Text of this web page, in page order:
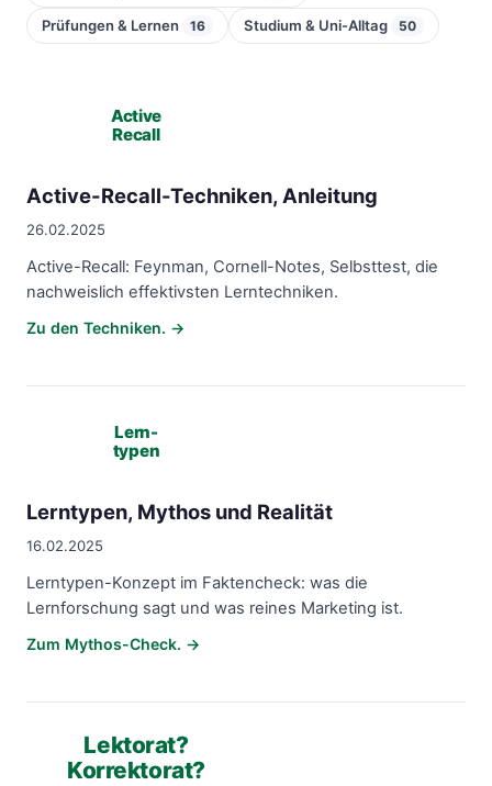
Prüfungen & Lernen 16 Studium & Uni-Alltag 50
Active
Recall
Active-Recall-Techniken, Anleitung
26.02.2025
Active-Recall: Feynman, Cornell-Notes, Selbsttest, die
nachweislich effektivsten Lerntechniken.
Zu den Techniken. →
Lern-
typen
Lerntypen, Mythos und Realität
16.02.2025
Lerntypen-Konzept im Faktencheck: was die
Lernforschung sagt und was reines Marketing ist.
Zum Mythos-Check. →
Lektorat?
Korrektorat?